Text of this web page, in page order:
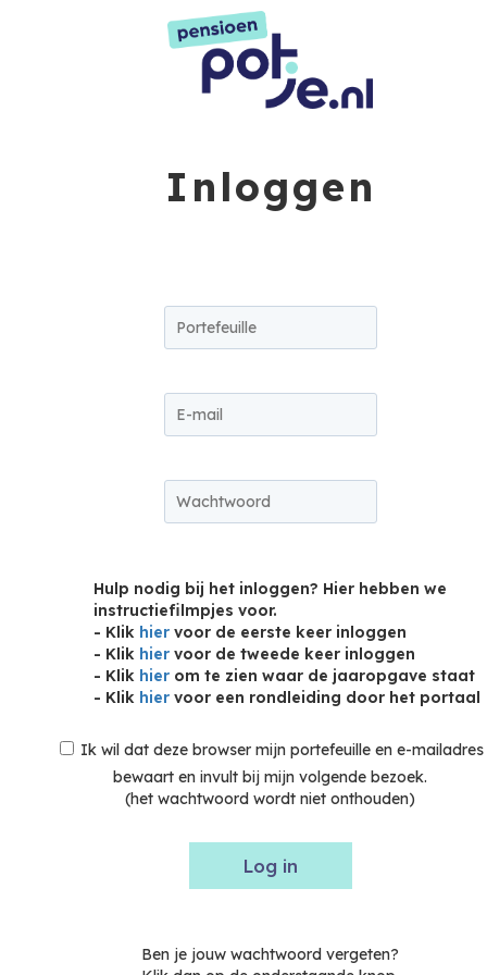
Inloggen
Hulp nodig bij het inloggen? Hier hebben we
instructiefilmpjes voor.
- Klik hiervoor de eerste keer inloggen
- Klik hiervoor de tweede keer inloggen
- Klik hierom te zien waar de jaaropgave staat
- Klik hiervoor een rondleiding door het portaal
Ik wil dat deze browser mijn portefeuille en e-mailadres
bewaart en invult bij mijn volgende bezoek.
(het wachtwoord wordt niet onthouden)
Log in
Ben je jouw wachtwoord vergeten?